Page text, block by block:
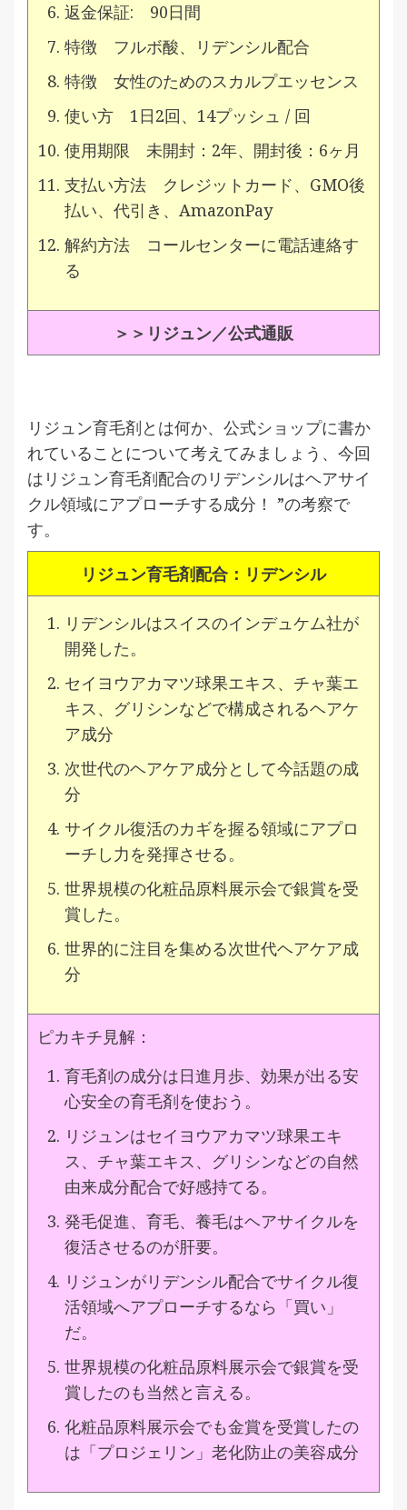
返金保証: 90日間
特徴 フルボ酸、リデンシル配合
特徴 女性のためのスカルプエッセンス
使い方 1日2回、14プッシュ / 回
使用期限 未開封：2年、開封後：6ヶ月
支払い方法 クレジットカード、GMO後
払い、代引き、AmazonPay
解約方法 コールセンターに電話連絡す
る
＞＞リジュン／公式通販
リジュン育毛剤とは何か、公式ショップに書か
れていることについて考えてみましょう、今回
はリジュン育毛剤配合のリデンシルはヘアサイ
クル領域にアプローチする成分！ ”の考察で
す。
リジュン育毛剤配合：リデンシル
リデンシルはスイスのインデュケム社が
開発した。
セイヨウアカマツ球果エキス、チャ葉エ
キス、グリシンなどで構成されるヘアケ
ア成分
次世代のヘアケア成分として今話題の成
分
サイクル復活のカギを握る領域にアプロ
ーチし力を発揮させる。
世界規模の化粧品原料展示会で銀賞を受
賞した。
世界的に注目を集める次世代ヘアケア成
分
ピカキチ見解：
育毛剤の成分は日進月歩、効果が出る安
心安全の育毛剤を使おう。
リジュンはセイヨウアカマツ球果エキ
ス、チャ葉エキス、グリシンなどの自然
由来成分配合で好感持てる。
発毛促進、育毛、養毛はヘアサイクルを
復活させるのが肝要。
リジュンがリデンシル配合でサイクル復
活領域へアプローチするなら「買い」
だ。
世界規模の化粧品原料展示会で銀賞を受
賞したのも当然と言える。
化粧品原料展示会でも金賞を受賞したの
は「プロジェリン」老化防止の美容成分